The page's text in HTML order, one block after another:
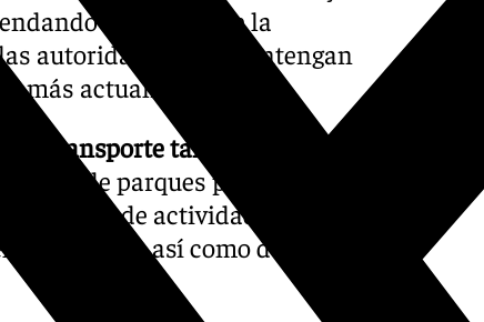
que se limite la
autoridades y se mantengan
más actualizada.
transporte tanto urbano
de parques públicos e
de actividades
así como de todos